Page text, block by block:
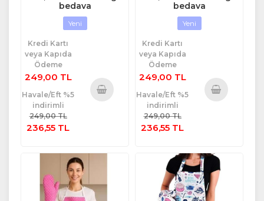
bedava
Yeni
Kredi Kartı
veya Kapıda
Ödeme
249,00 TL
Havale/Eft %5
indirimli
249,00 TL
236,55 TL
bedava
Yeni
Kredi Kartı
veya Kapıda
Ödeme
249,00 TL
Havale/Eft %5
indirimli
249,00 TL
236,55 TL